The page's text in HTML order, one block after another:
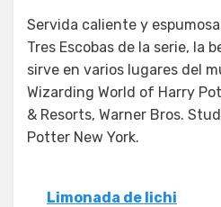
Servida caliente y
Tres Escobas de la serie, la
sirve en varios lugares del
Wizarding World of Harry
& Resorts, Warner Bros.
Potter New York.
Limonada de lichi